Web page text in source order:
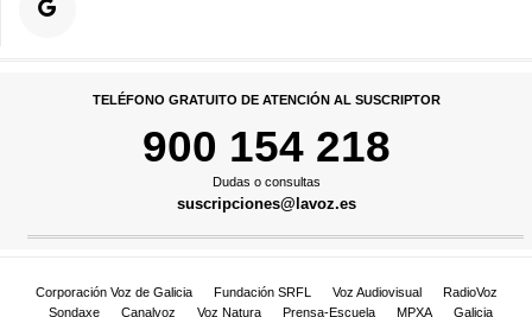
TELÉFONO GRATUITO DE ATENCIÓN AL SUSCRIPTOR
900 154 218
Dudas o consultas
suscripciones@lavoz.es
Corporación Voz de Galicia Fundación SRFL Voz Audiovisual
RadioVoz
Sondaxe
Canalvoz Voz Natura Prensa-Escuela MPXA Galicia